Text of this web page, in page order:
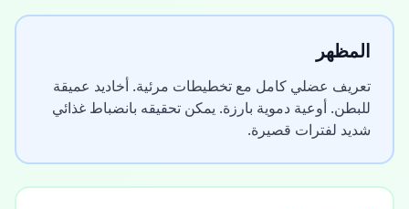
المظهر
تعريف عضلي كامل مع تخطيطات مرئية. أخاديد عميقة
للبطن. أوعية دموية بارزة. يمكن تحقيقه بانضباط غذائي
شديد لفترات قصيرة.